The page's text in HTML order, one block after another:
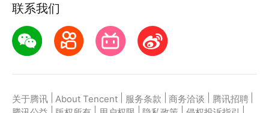
联系我们
关于腾讯 About Tencent 服务条款 商务洽谈 腾讯招聘